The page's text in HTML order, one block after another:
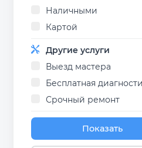
Наличными
Картой
Другие услуги
Выезд мастера
Бесплатная
Срочный ремонт
Показать